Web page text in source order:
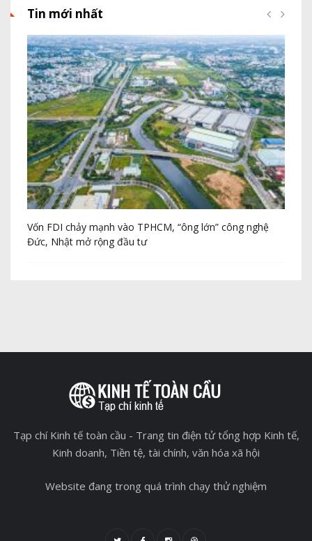
Tin mới nhất
Vốn FDI chảy mạnh vào TPHCM, “ông lớn” công nghệ
Đức, Nhật mở rộng đầu tư
Tạp chí Kinh tế toàn cầu - Trang tin điện tử tổng hợp Kinh tế,
Kinh doanh, Tiền tệ, tài chính, văn hóa xã hội
Website đang trong quá trình chạy thử nghiệm